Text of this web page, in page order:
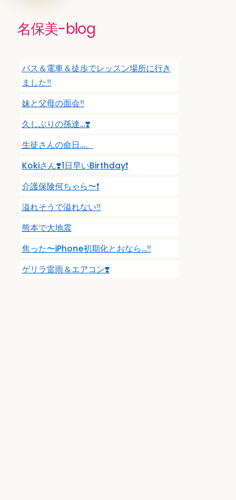
名保美-blog
バス＆電車＆徒歩でレッスン場所に行き
ました‼️
妹と父母の面会‼️
久しぶりの孫達…❣️
生徒さんの命日…。
Kokiさん❣️1日早いBirthday❗️
介護保険何ちゃら〜❗️
溢れそうで溢れない‼️
熊本で大地震
焦った〜iPhone初期化とおなら…‼️
ゲリラ雷雨＆エアコン❣️